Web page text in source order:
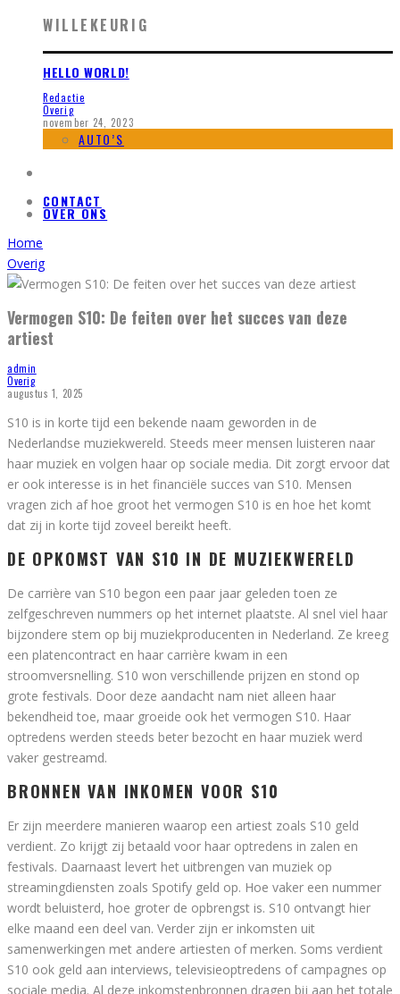
WILLEKEURIG
HELLO WORLD!
Redactie
Overig
november 24, 2023
AUTO’S
CONTACT
OVER ONS
Home
Overig
Vermogen S10: De feiten over het succes van deze
artiest
admin
Overig
augustus 1, 2025
S10 is in korte tijd een bekende naam geworden in de
Nederlandse muziekwereld. Steeds meer mensen luisteren naar
haar muziek en volgen haar op sociale media. Dit zorgt ervoor dat
er ook interesse is in het financiële succes van S10. Mensen
vragen zich af hoe groot het vermogen S10 is en hoe het komt
dat zij in korte tijd zoveel bereikt heeft.
DE OPKOMST VAN S10 IN DE MUZIEKWERELD
De carrière van S10 begon een paar jaar geleden toen ze
zelfgeschreven nummers op het internet plaatste. Al snel viel haar
bijzondere stem op bij muziekproducenten in Nederland. Ze kreeg
een platencontract en haar carrière kwam in een
stroomversnelling. S10 won verschillende prijzen en stond op
grote festivals. Door deze aandacht nam niet alleen haar
bekendheid toe, maar groeide ook het vermogen S10. Haar
optredens werden steeds beter bezocht en haar muziek werd
vaker gestreamd.
BRONNEN VAN INKOMEN VOOR S10
Er zijn meerdere manieren waarop een artiest zoals S10 geld
verdient. Zo krijgt zij betaald voor haar optredens in zalen en
festivals. Daarnaast levert het uitbrengen van muziek op
streamingdiensten zoals Spotify geld op. Hoe vaker een nummer
wordt beluisterd, hoe groter de opbrengst is. S10 ontvangt hier
elke maand een deel van. Verder zijn er inkomsten uit
samenwerkingen met andere artiesten of merken. Soms verdient
S10 ook geld aan interviews, televisieoptredens of campagnes op
sociale media. Al deze inkomstenbronnen dragen bij aan het totale